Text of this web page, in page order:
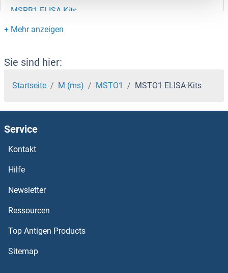
MSRB1 ELISA Kits
MSRA ELISA Kits
MSMB ELISA Kits
MSK2 ELISA Kits
MSK1 ELISA Kits
MSI1 ELISA Kits
MS4A2 ELISA Kits
MRVI1 ELISA Kits
MRPS7 ELISA Kits
Sie sind hier:
Startseite M (ms) MSTO1 MSTO1 ELISA Kits
Service
Kontakt
Hilfe
Newsletter
Ressourcen
Top Antigen Products
Sitemap